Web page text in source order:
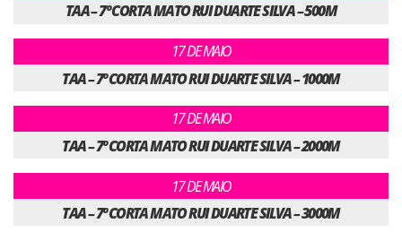
TAA – 7º CORTA MATO RUI DUARTE SILVA – 500M
17 DE MAIO
TAA – 7º CORTA MATO RUI DUARTE SILVA – 1000M
17 DE MAIO
TAA – 7º CORTA MATO RUI DUARTE SILVA – 2000M
17 DE MAIO
TAA – 7º CORTA MATO RUI DUARTE SILVA – 3000M